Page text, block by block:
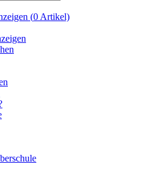
(0 Artikel)